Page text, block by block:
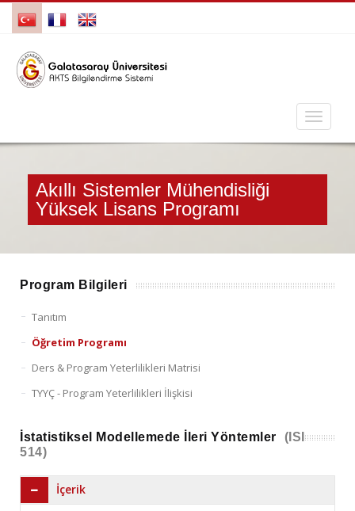
Akıllı Sistemler Mühendisliği
Yüksek Lisans Programı
Program Bilgileri
Tanıtım
Öğretim Programı
Ders & Program Yeterlilikleri Matrisi
TYYÇ - Program Yeterlilikleri İlişkisi
İstatistiksel Modellemede İleri Yöntemler
(ISI
514)
İçerik